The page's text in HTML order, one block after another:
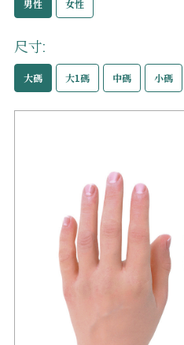
男性 女性
尺寸:
大碼 大1碼 中碼 小碼